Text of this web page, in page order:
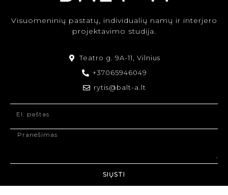
Visuomeninių pastatų, individualių namų ir interjero
projektavimo studija.
Teatro g. 9A-11, Vilnius
+37065946049
rytis@balt-a.lt
SIŲSTI